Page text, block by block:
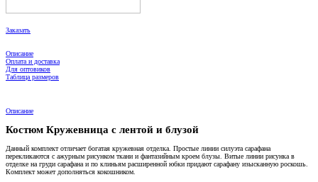
Заказать
Описание
Оплата и доставка
Для оптовиков
Таблица размеров
Описание
Костюм Кружевница с лентой и блузой
Данный комплект отличает богатая кружевная отделка. Простые линии силуэта сарафана
перекликаются с ажурным рисунком ткани и фантазийным кроем блузы. Витые линии рисунка в
отделке на груди сарафана и по клиньям расширенной юбки придают сарафану изысканную роскошь.
Комплект может дополняться кокошником.